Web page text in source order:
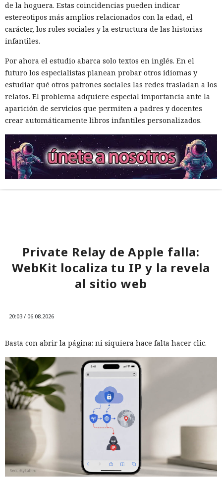
de la hoguera. Estas coincidencias pueden indicar
estereotipos más amplios relacionados con la edad, el
carácter, los roles sociales y la estructura de las historias
infantiles.
Por ahora el estudio abarca solo textos en inglés. En el
futuro los especialistas planean probar otros idiomas y
estudiar qué otros patrones sociales las redes trasladan a los
relatos. El problema adquiere especial importancia ante la
aparición de servicios que permiten a padres y docentes
crear automáticamente libros infantiles personalizados.
Private Relay de Apple falla:
WebKit localiza tu IP y la revela
al sitio web
20:03 / 06.08.2026
Basta con abrir la página: ni siquiera hace falta hacer clic.